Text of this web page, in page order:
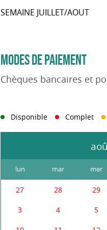
SEMAINE JUILLET/AOUT
MODES DE PAIEMENT
Chèques bancaires et
Disponible Complet
lun mar mer
27 28 29
3 4 5